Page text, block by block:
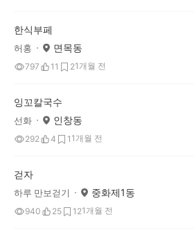
한식부페
허홍 면목동
797 11 21개월 전
잉꼬칼국수
선화 인창동
292 4 1 1개월 전
걷자
하루 만보걷기 중화제1동
940 25 121개월 전